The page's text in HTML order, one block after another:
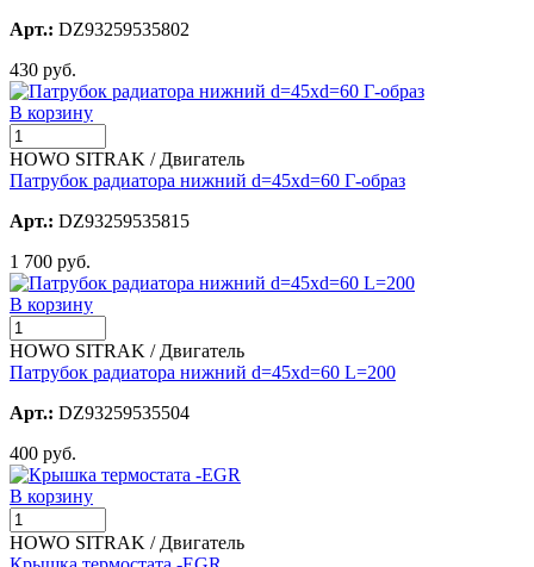
Арт.: DZ93259535802
430 руб.
В корзину
HOWO SITRAK / Двигатель
Патрубок радиатора нижний d=45хd=60 Г-образ
Арт.: DZ93259535815
1 700 руб.
В корзину
HOWO SITRAK / Двигатель
Патрубок радиатора нижний d=45хd=60 L=200
Арт.: DZ93259535504
400 руб.
В корзину
HOWO SITRAK / Двигатель